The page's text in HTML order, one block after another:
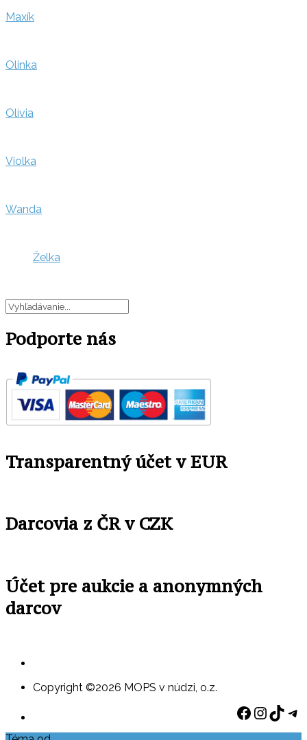
Maxík
Olinka
Olívia
Violka
Wanda
Želka
Podporte nás
Transparentný účet v EUR
Darcovia z ČR v CZK
Účet pre aukcie a anonymných
darcov
Copyright ©2026 MOPS v núdzi, o.z.